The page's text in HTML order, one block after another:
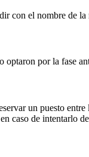
con el nombre de
optaron por la fase
un puesto
caso de intentarlo